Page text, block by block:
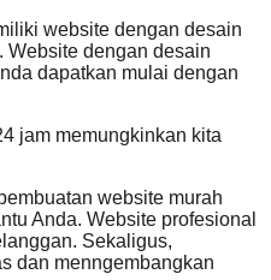
website dengan desain
Website dengan desain
dapatkan mulai dengan
jam memungkinkan kita
website murah
Anda. Website profesional
Sekaligus,
dan menngembangkan